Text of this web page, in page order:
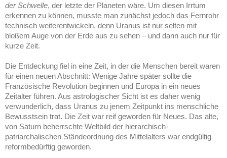
der Schwelle, der letzte der Planeten wäre. Um diesen Irrtum
erkennen zu können, musste man zunächst jedoch das Fernrohr
technisch weiterentwickeln, denn Uranus ist nur selten mit
bloßem Auge von der Erde aus zu sehen – und dann auch nur für
kurze Zeit.
Die Entdeckung fiel in eine Zeit, in der die Menschen bereit waren
für einen neuen Abschnitt: Wenige Jahre später sollte die
Französische Revolution beginnen und Europa in ein neues
Zeitalter führen. Aus astrologischer Sicht ist es daher wenig
verwunderlich, dass Uranus zu jenem Zeitpunkt ins menschliche
Bewusstsein trat. Die Zeit war reif geworden für Neues. Das alte,
von Saturn beherrschte Weltbild der hierarchisch-
patriarchalischen Ständeordnung des Mittelalters war endgültig
reformbedürftig geworden.